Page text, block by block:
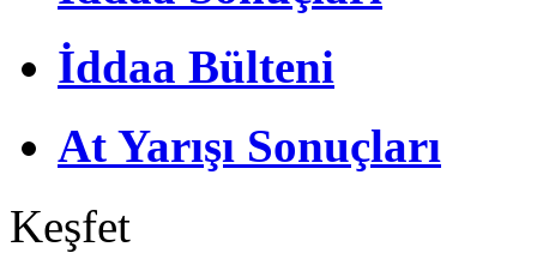
İddaa Bülteni
At Yarışı Sonuçları
Keşfet